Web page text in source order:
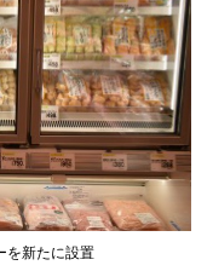
を新たに設置